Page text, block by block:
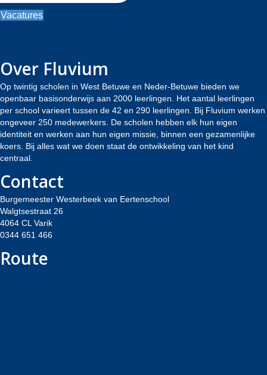
Vacatures
Over Fluvium
Op twintig scholen in West Betuwe en Neder-Betuwe bieden we
openbaar basisonderwijs aan 2000 leerlingen. Het aantal leerlingen
per school varieert tussen de 42 en 290 leerlingen. Bij Fluvium werken
ongeveer 250 medewerkers. De scholen hebben elk hun eigen
identiteit en werken aan hun eigen missie, binnen een gezamenlijke
koers. Bij alles wat we doen staat de ontwikkeling van het kind
centraal.
Contact
Burgemeester Westerbeek van Eertenschool
Walgtsestraat 26
4064 CL Varik
0344 651 466
Route